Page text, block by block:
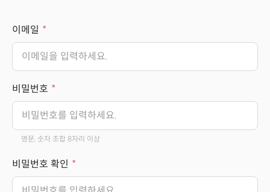
이메일
비밀번호
영문, 숫자 조합 8자리 이상
비밀번호 확인